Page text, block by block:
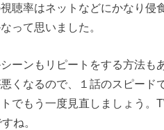
聴率はネットなどにかなり侵
って思いました。
ーンもリピートをする方法も
くなるので、１話のスピード
でもう一度見直しましょう。
ね。